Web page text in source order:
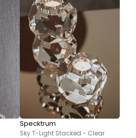
Specktrum
Sky T-Light Stacked - Clear